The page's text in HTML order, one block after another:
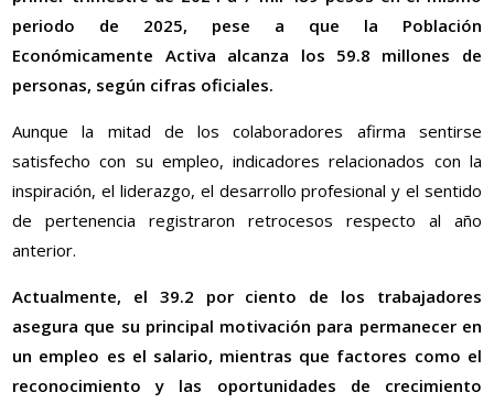
periodo de 2025, pese a que la Población
Económicamente Activa alcanza los 59.8 millones de
personas, según cifras oficiales.
Aunque la mitad de los colaboradores afirma sentirse
satisfecho con su empleo, indicadores relacionados con la
inspiración, el liderazgo, el desarrollo profesional y el sentido
de pertenencia registraron retrocesos respecto al año
anterior.
Actualmente, el 39.2 por ciento de los trabajadores
asegura que su principal motivación para permanecer en
un empleo es el salario, mientras que factores como el
reconocimiento y las oportunidades de crecimiento